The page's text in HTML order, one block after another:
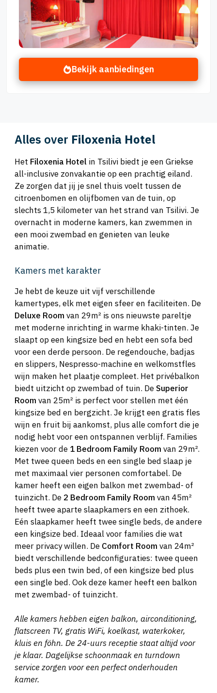
Bekijk aanbiedingen
Alles over Filoxenia Hotel
Het Filoxenia Hotel in Tsilivi biedt je een Griekse
all-inclusive zonvakantie op een prachtig eiland.
Ze zorgen dat jij je snel thuis voelt tussen de
citroenbomen en olijfbomen van de tuin, op
slechts 1,5 kilometer van het strand van Tsilivi. Je
overnacht in moderne kamers, kan zwemmen in
een mooi zwembad en genieten van leuke
animatie.
Kamers met karakter
Je hebt de keuze uit vijf verschillende
kamertypes, elk met eigen sfeer en faciliteiten. De
Deluxe Room van 29m² is ons nieuwste pareltje
met moderne inrichting in warme khaki-tinten. Je
slaapt op een kingsize bed en hebt een sofa bed
voor een derde persoon. De regendouche, badjas
en slippers, Nespresso-machine en welkomstfles
wijn maken het plaatje compleet. Het privébalkon
biedt uitzicht op zwembad of tuin. DeSuperior
Room van 25m² is perfect voor stellen met één
kingsize bed en bergzicht. Je krijgt een gratis fles
wijn en fruit bij aankomst, plus alle comfort die je
nodig hebt voor een ontspannen verblijf. Families
kiezen voor de 1 Bedroom Family Room van 29m².
Met twee queen beds en een single bed slaap je
met maximaal vier personen comfortabel. De
kamer heeft een eigen balkon met zwembad- of
tuinzicht. De 2 Bedroom Family Room van 45m²
heeft twee aparte slaapkamers en een zithoek.
Eén slaapkamer heeft twee single beds, de andere
een kingsize bed. Ideaal voor families die wat
meer privacy willen. De Comfort Room van 24m²
biedt verschillende bedconfiguraties: twee queen
beds plus een twin bed, of een kingsize bed plus
een single bed. Ook deze kamer heeft een balkon
met zwembad- of tuinzicht.
Alle kamers hebben eigen balkon, airconditioning,
flatscreen TV, gratis WiFi, koelkast, waterkoker,
kluis en föhn. De 24-uurs receptie staat altijd voor
je klaar. Dagelijkse schoonmaak en turndown
service zorgen voor een perfect onderhouden
kamer.